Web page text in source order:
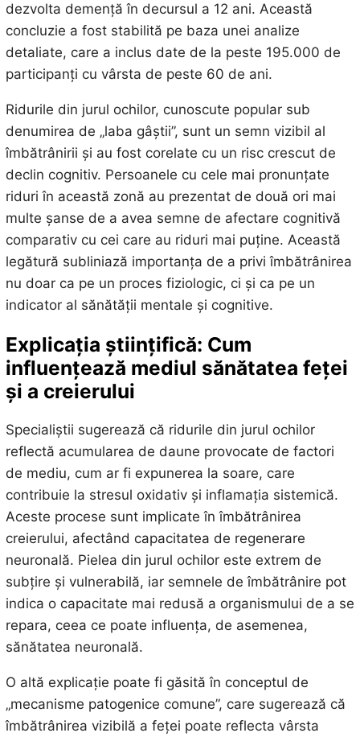
dezvolta demență în decursul a 12 ani. Această
concluzie a fost stabilită pe baza unei analize
detaliate, care a inclus date de la peste 195.000 de
participanți cu vârsta de peste 60 de ani.
Ridurile din jurul ochilor, cunoscute popular sub
denumirea de „laba gâștii”, sunt un semn vizibil al
îmbătrânirii și au fost corelate cu un risc crescut de
declin cognitiv. Persoanele cu cele mai pronunțate
riduri în această zonă au prezentat de două ori mai
multe șanse de a avea semne de afectare cognitivă
comparativ cu cei care au riduri mai puține. Această
legătură subliniază importanța de a privi îmbătrânirea
nu doar ca pe un proces fiziologic, ci și ca pe un
indicator al sănătății mentale și cognitive.
Explicația științifică: Cum
influențează mediul sănătatea feței
și a creierului
Specialiștii sugerează că ridurile din jurul ochilor
reflectă acumularea de daune provocate de factori
de mediu, cum ar fi expunerea la soare, care
contribuie la stresul oxidativ și inflamația sistemică.
Aceste procese sunt implicate în îmbătrânirea
creierului, afectând capacitatea de regenerare
neuronală. Pielea din jurul ochilor este extrem de
subțire și vulnerabilă, iar semnele de îmbătrânire pot
indica o capacitate mai redusă a organismului de a se
repara, ceea ce poate influența, de asemenea,
sănătatea neuronală.
O altă explicație poate fi găsită în conceptul de
„mecanisme patogenice comune”, care sugerează că
îmbătrânirea vizibilă a feței poate reflecta vârsta